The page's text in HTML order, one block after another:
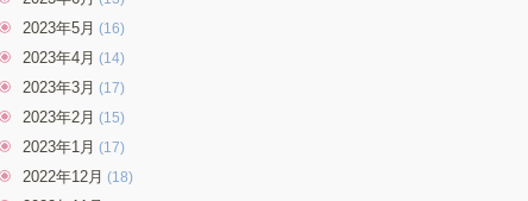
2023年5月 (16)
2023年4月 (14)
2023年3月 (17)
2023年2月 (15)
2023年1月 (17)
2022年12月 (18)